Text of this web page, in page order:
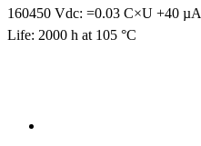
160450 Vdc: =0.03 C×U +40 µA
Life: 2000 h at 105 °C